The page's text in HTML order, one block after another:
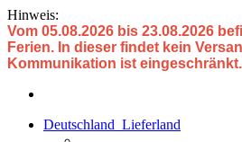
Hinweis:
Vom 05.08.2026 bis 23.08.2026
Ferien. In dieser findet kein
Kommunikation ist eingeschränkt.
Deutschland Lieferland